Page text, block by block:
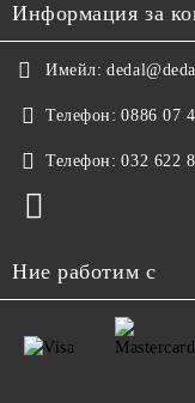
Информация за
Имейл:
Телефон: 0886 07
Телефон: 032 622
Ние работим с